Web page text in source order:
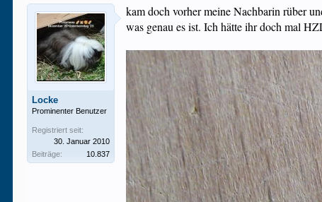
Locke
Prominenter Benutzer
Registriert seit:
30. Januar 2010
Beiträge:
10.837
kam doch vorher meine Nachbarin rüber
was genau es ist. Ich hätte ihr doch mal